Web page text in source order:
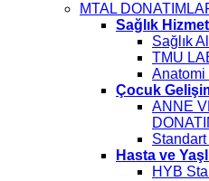
MTAL
Sağlık
Sağlık
TMU
Anatomi
Çocuk
ANNE
Standart
Hasta ve
HYB